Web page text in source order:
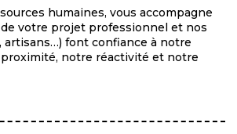
humaines, vous accompagne
de votre projet professionnel et nos
artisans…) font confiance à notre
notre réactivité et notre